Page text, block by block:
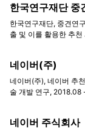
한국연구재단 중
한국연구재단, 중견연
출 및 이를 활용한 추
네이버(주)
네이버(주), 네이버 추
술 개발 연구,
네이버 주식회사